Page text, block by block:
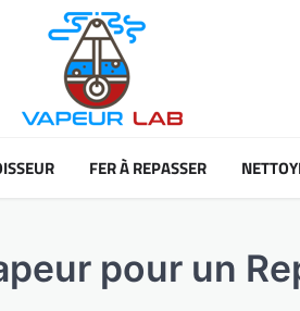
FER À REPASSER
pour un